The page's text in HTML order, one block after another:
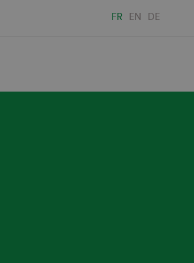
FR EN DE